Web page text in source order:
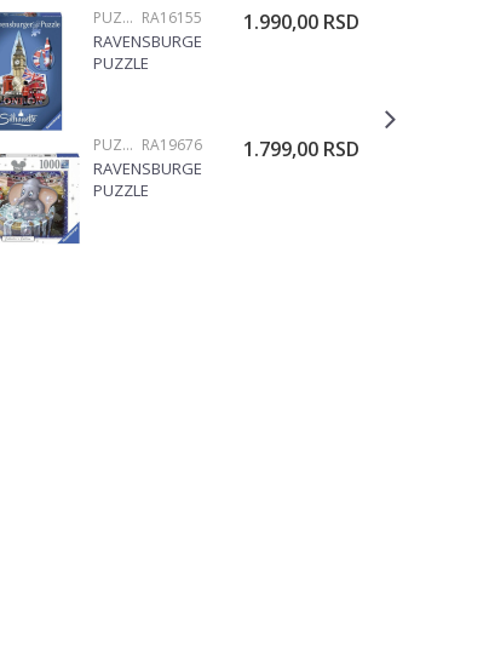
PUZZLE 1000 DELOVA RA16155
RAVENSBURGER
PUZZLE
RA16155
1.990,00 RSD
PUZZLE 1000 DELOVA RA19676
RAVENSBURGER
PUZZLE
1.799,00 RSD